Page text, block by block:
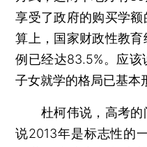
享受了政府的购买学
算上，国家财政性教
例已经达83.5%。应
子女就学的格局已基本
杜柯伟说，高考的
说2013年是标志性的